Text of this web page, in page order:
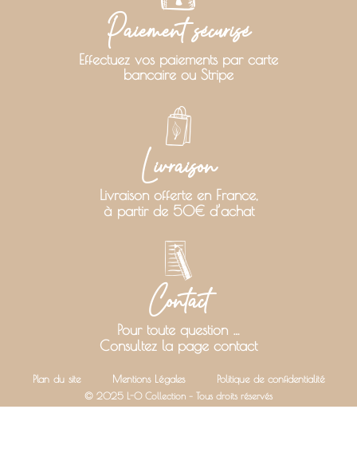
Paiement sécurisé
Effectuez vos paiements par carte
bancaire ou Stripe
Livraison
Livraison offerte en France,
à partir de 50€ d’achat
Contact
Pour toute question …
Consultez la page contact
Plan du site Mentions Légales Politique de confidentialité
© 2025 L-O Collection – Tous droits réservés